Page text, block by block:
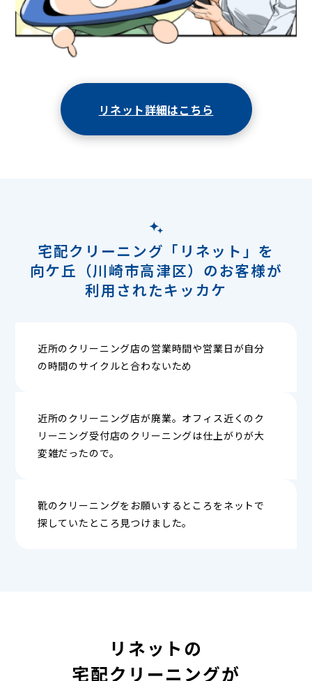
リネット詳細はこちら
宅配クリーニング「リネット」を
向ケ丘（川崎市高津区）のお客様が
利用されたキッカケ
近所のクリーニング店の営業時間や営業日が自分
の時間のサイクルと合わないため
近所のクリーニング店が廃業。オフィス近くのク
リーニング受付店のクリーニングは仕上がりが大
変雑だったので。
靴のクリーニングをお願いするところをネットで
探していたところ見つけました。
リネットの
宅配クリーニングが